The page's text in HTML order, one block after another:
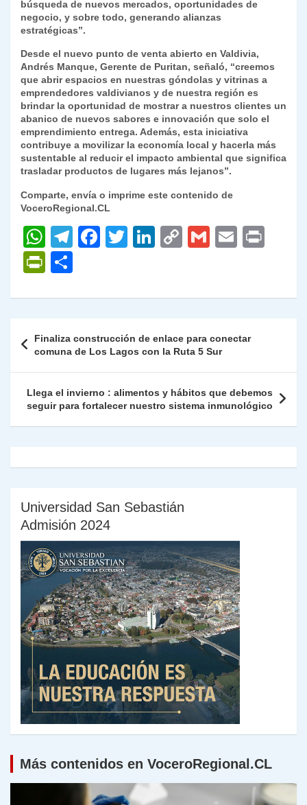
búsqueda de nuevos mercados, oportunidades de
negocio, y sobre todo, generando alianzas
estratégicas”.
Desde el nuevo punto de venta abierto en Valdivia,
Andrés Manque, Gerente de Puritan, señaló, “creemos
que abrir espacios en nuestras góndolas y vitrinas a
emprendedores valdivianos y de nuestra región es
brindar la oportunidad de mostrar a nuestros clientes un
abanico de nuevos sabores e innovación que solo el
emprendimiento entrega. Además, esta iniciativa
contribuye a movilizar la economía local y hacerla más
sustentable al reducir el impacto ambiental que significa
trasladar productos de lugares más lejanos”.
Comparte, envía o imprime este contenido de
VoceroRegional.CL
W
h
at
s
p
p
T
gr
m
F
e
o
o
k
T
er
Li
e
n
C
y
n
k
G
l
E
l
P
nt
Fr
ie
n
dl
y
m
ar
tir
de
entradas
Finaliza construcción de enlace para conectar
comuna de Los Lagos con la Ruta 5 Sur
Llega el invierno : alimentos y hábitos que debemos
seguir para fortalecer nuestro sistema inmunológico
Universidad San Sebastián
Admisión 2024
Más contenidos en VoceroRegional.CL